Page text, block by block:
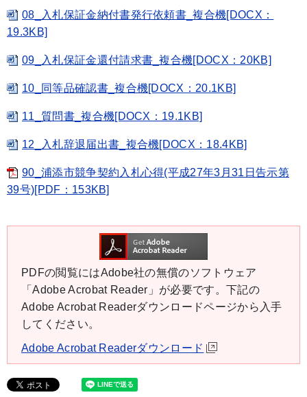
08_入札保証金納付書発行依頼書_複合機[DOCX：
19.3KB]
09_入札保証金還付請求書_複合機[DOCX：20KB]
10_同等品確認書_複合機[DOCX：20.1KB]
11_質問書_複合機[DOCX：19.1KB]
12_入札辞退届出書_複合機[DOCX：18.4KB]
90_浦添市競争契約入札心得(平成27年3月31日告示第
39号)[PDF：153KB]
PDFの閲覧にはAdobe社の無償のソフトウェア
「Adobe Acrobat Reader」が必要です。下記の
Adobe Acrobat Readerダウンロードページから入手
してください。
Adobe Acrobat Readerダウンロード